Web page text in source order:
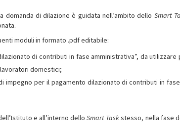
domanda di dilazione è guidata nell’ambito dello Smart
moduli in formato .pdf editabile:
di contributi in fase amministrativa”, da
domestici;
per il pagamento dilazionato di contributi in fase
e all’interno delloSmart Taskstesso, nella fase